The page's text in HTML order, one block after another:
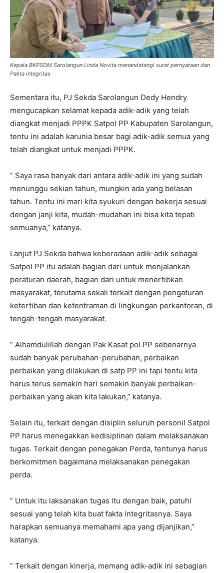
Kepala BKPSDM Sarolangun Linda Novita menandatangi surat pernyataan dan
Pakta integritas
Sementara itu, PJ Sekda Sarolangun Dedy Hendry
mengucapkan selamat kepada adik-adik yang telah
diangkat menjadi PPPK Satpol PP Kabupaten Sarolangun,
tentu ini adalah karunia besar bagi adik-adik semua yang
telah diangkat untuk menjadi PPPK.
” Saya rasa banyak dari antara adik-adik ini yang sudah
menunggu sekian tahun, mungkin ada yang belasan
tahun. Tentu ini mari kita syukuri dengan bekerja sesuai
dengan janji kita, mudah-mudahan ini bisa kita tepati
semuanya,” katanya.
Lanjut PJ Sekda bahwa keberadaan adik-adik sebagai
Satpol PP itu adalah bagian dari untuk menjalankan
peraturan daerah, bagian dari untuk menertibkan
masyarakat, terutama sekali terkait dengan pengaturan
ketertiban dan ketentraman di lingkungan perkantoran, di
tengah-tengah masyarakat.
” Alhamdulillah dengan Pak Kasat pol PP sebenarnya
sudah banyak perubahan-perubahan, perbaikan
perbaikan yang dilakukan di satp PP ini tapi tentu kita
harus terus semakin hari semakin banyak perbaikan-
perbaikan yang akan kita lakukan,” katanya.
Selain itu, terkait dengan disiplin seluruh personil Satpol
PP harus menegakkan kedisiplinan dalam melaksanakan
tugas. Terkait dengan penegakan Perda, tentunya harus
berkomitmen bagaimana melaksanakan penegakan
perda.
” Untuk itu laksanakan tugas itu dengan baik, patuhi
sesuai yang telah kita buat fakta integritasnya. Saya
harapkan semuanya memahami apa yang dijanjikan,”
katanya.
” Terkait dengan kinerja, memang adik-adik ini sebagian